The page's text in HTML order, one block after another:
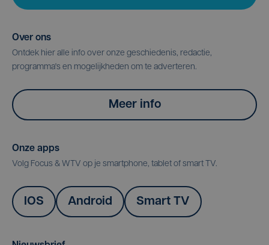
Over ons
Ontdek hier alle info over onze geschiedenis, redactie,
programma's en mogelijkheden om te adverteren.
Meer info
Onze apps
Volg Focus & WTV op je smartphone, tablet of smart TV.
IOS Android Smart TV